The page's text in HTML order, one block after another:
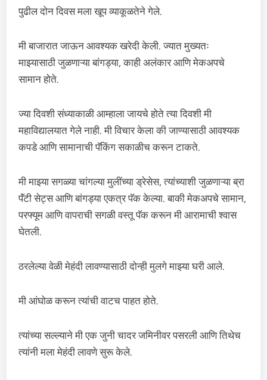
पुढील दोन दिवस मला खूप व्याकूळतेने गेले.
मी बाजारात जाऊन आवश्यक खरेदी केली. ज्यात मुख्यतः
माझ्यासाठी जुळणाऱ्या बांगड्या, काही अलंकार आणि मेकअपचे
सामान होते.
ज्या दिवशी संध्याकाळी आम्हाला जायचे होते त्या दिवशी मी
महाविद्यालयात गेले नाही. मी विचार केला की जाण्यासाठी आवश्यक
कपडे आणि सामानाची पॅकिंग सकाळीच करून टाकते.
मी माझ्या सगळ्या चांगल्या मुलींच्या ड्रेसेस, त्यांच्याशी जुळणाऱ्या ब्रा
पॅंटी सेट्स आणि बांगड्या एकत्र पॅक केल्या. बाकी मेकअपचे सामान,
परफ्यूम आणि वापराची सगळी वस्तू पॅक करून मी आरामाची श्वास
घेतली.
ठरलेल्या वेळी मेहंदी लावण्यासाठी दोन्ही मुलगे माझ्या घरी आले.
मी आंघोळ करून त्यांची वाटच पाहत होते.
त्यांच्या सल्ल्याने मी एक जुनी चादर जमिनीवर पसरली आणि तिथेच
त्यांनी मला मेहंदी लावणे सुरू केले.